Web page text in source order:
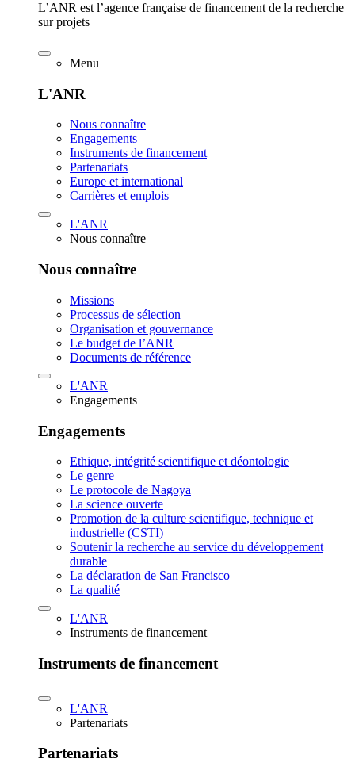
L’ANR est l’agence française de financement de la recherche
sur projets
Menu
L'ANR
Nous connaître
Engagements
Instruments de financement
Partenariats
Europe et international
Carrières et emplois
L'ANR
Nous connaître
Nous connaître
Missions
Processus de sélection
Organisation et gouvernance
Le budget de l’ANR
Documents de référence
L'ANR
Engagements
Engagements
Ethique, intégrité scientifique et déontologie
Le genre
Le protocole de Nagoya
La science ouverte
Promotion de la culture scientifique, technique et
industrielle (CSTI)
Soutenir la recherche au service du développement
durable
La déclaration de San Francisco
La qualité
L'ANR
Instruments de financement
Instruments de financement
L'ANR
Partenariats
Partenariats